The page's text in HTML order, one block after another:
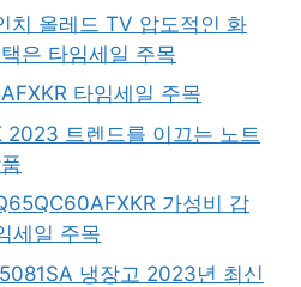
치 올레드 TV 압도적인 화
은 타임세일 주목
타임세일 주목
트렌드를 이끄는 노트
가성비 갑
세일 주목
냉장고 2023년 최신